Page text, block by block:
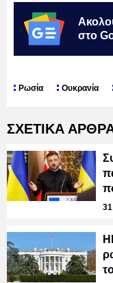
στο
Ρωσία Ουκρανία
ΣΧΕΤΙΚΑ